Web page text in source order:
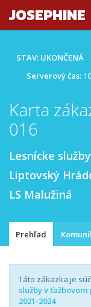
JOSEPHINE
STAV: UKONČENÁ
Serverový čas:
Karta
016
Lesnícke
Liptovský
LS Malužiná
Prehľad
Táto zákazka je
služby v
2021-2024